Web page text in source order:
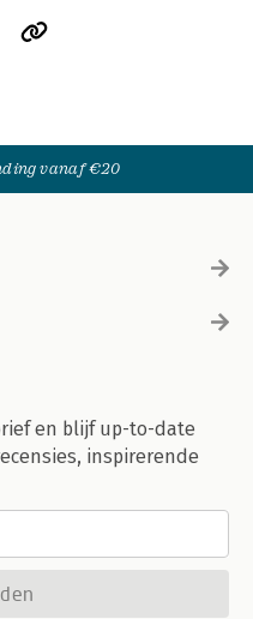
vanaf €20
en blijf up-to-date
inspirerende